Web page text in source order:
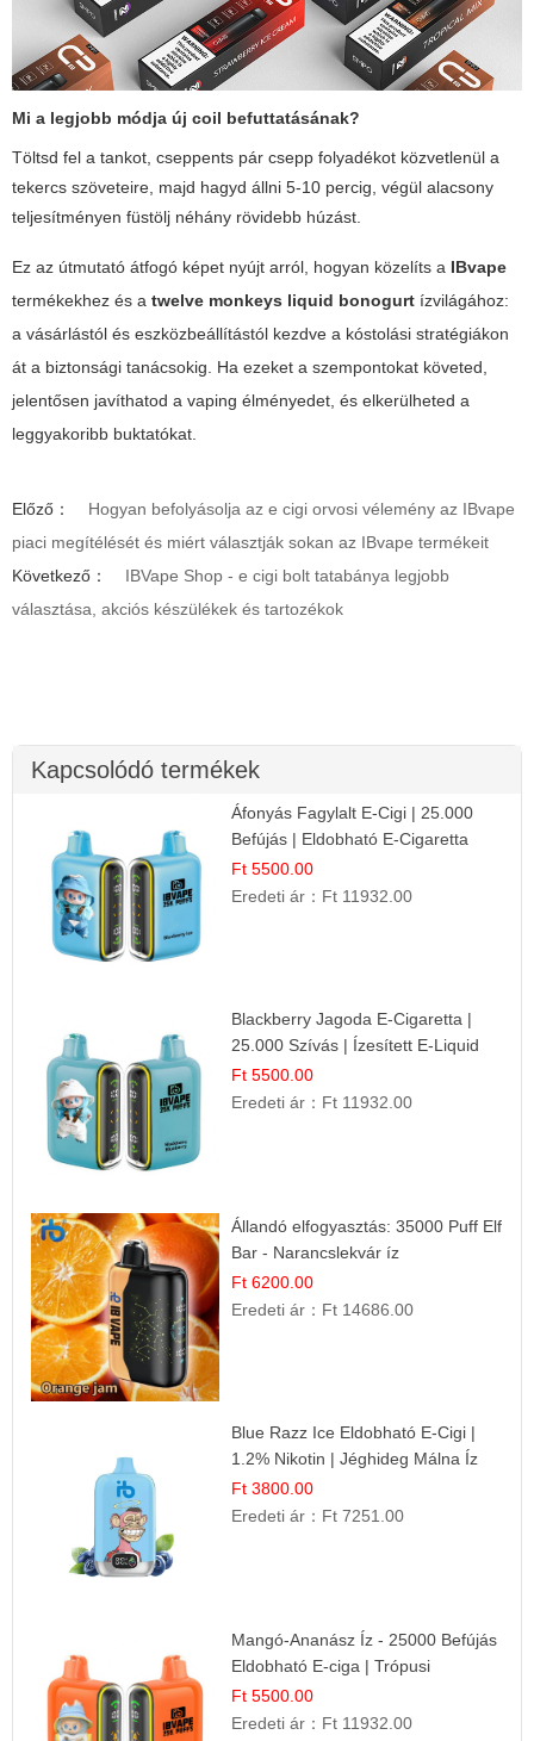
Mi a legjobb módja új coil befuttatásának?
Töltsd fel a tankot, cseppents pár csepp folyadékot közvetlenül a
tekercs szöveteire, majd hagyd állni 5-10 percig, végül alacsony
teljesítményen füstölj néhány rövidebb húzást.
Ez az útmutató átfogó képet nyújt arról, hogyan közelíts a IBvape
termékekhez és a twelve monkeys liquid bonogurt ízvilágához:
a vásárlástól és eszközbeállítástól kezdve a kóstolási stratégiákon
át a biztonsági tanácsokig. Ha ezeket a szempontokat követed,
jelentősen javíthatod a vaping élményedet, és elkerülheted a
leggyakoribb buktatókat.
Előző：
Hogyan befolyásolja az e cigi orvosi vélemény az IBvape
piaci megítélését és miért választják sokan az IBvape termékeit
Következő：
IBVape Shop - e cigi bolt tatabánya legjobb
választása, akciós készülékek és tartozékok
Kapcsolódó termékek
Áfonyás Fagylalt E-Cigi | 25.000
Befújás | Eldobható E-Cigaretta
Ft 5500.00
Eredeti ár： Ft 11932.00
Blackberry Jagoda E-Cigaretta |
25.000 Szívás | Ízesített E-Liquid
Ft 5500.00
Eredeti ár： Ft 11932.00
Állandó elfogyasztás: 35000 Puff Elf
Bar - Narancslekvár íz
Ft 6200.00
Eredeti ár： Ft 14686.00
Blue Razz Ice Eldobható E-Cigi |
1.2% Nikotin | Jéghideg Málna Íz
Ft 3800.00
Eredeti ár： Ft 7251.00
Mangó-Ananász Íz - 25000 Befújás
Eldobható E-ciga | Trópusi
Gyümölcs Élmény!
Ft 5500.00
Eredeti ár： Ft 11932.00